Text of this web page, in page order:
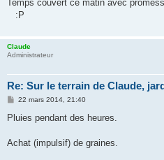
Temps couvert ce matin avec
:P
Claude
Administrateur
Re: Sur le terrain de Claude,
M
s
g
22 mars 2014, 21:40
Pluies pendant des heures.
Achat (impulsif) de graines.